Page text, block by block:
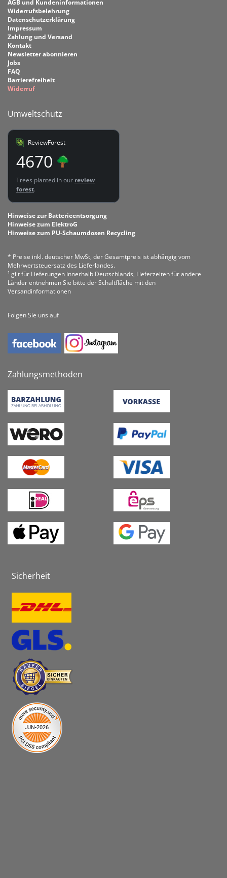
AGB und Kundeninformationen
Widerrufsbelehrung
Datenschutzerklärung
Impressum
Zahlung und Versand
Kontakt
Newsletter abonnieren
Jobs
FAQ
Barrierefreiheit
Widerruf
Umweltschutz
ReviewForest
4670
Trees planted in our review
forest.
Hinweise zur Batterieentsorgung
Hinweise zum ElektroG
Hinweise zum PU-Schaumdosen Recycling
* Preise inkl. deutscher MwSt, der Gesamtpreis ist abhängig vom
Mehrwertsteuersatz des Lieferlandes.
¹ gilt für Lieferungen innerhalb Deutschlands, Lieferzeiten für andere
Länder entnehmen Sie bitte der Schaltfläche mit den
Versandinformationen
Folgen Sie uns auf
Zahlungsmethoden
Sicherheit